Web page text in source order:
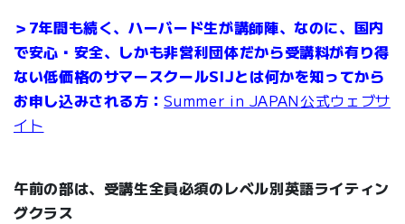
＞7年間も続く、ハーバード生が講師陣、なのに、国内
で安心・安全、しかも非営利団体だから受講料が有り得
ない低価格のサマースクールSIJとは何かを知ってから
お申し込みされる方：Summer in JAPAN公式ウェブサ
イト
午前の部は、受講生全員必須のレベル別英語ライティン
グクラス